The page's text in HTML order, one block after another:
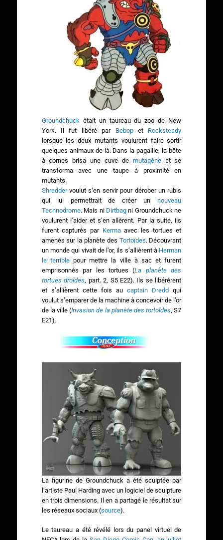
Groundchuckétait un taureau du zoo de New
York. Il fut libéré par Bebopet Rocksteady
lorsque les deux mutants voulurent faire sortir
quelques animaux de là. Dans la pagaille, la bête
à cornes brisa une cuve de mutagèneet se
transforma avec une taupe à proximité en
mutants.
Shreddervoulut s’en servir pour dérober un rubis
qui lui permettrait de créer unnouveau
Technodrome. Mais ni Dirtbag ni Groundchuck ne
voulurent l’aider et s’en allèrent. Par la suite, ils
furent capturés par Kermaavec les tortues et
amenés sur la planète des Tortoïdes. Découvrant
un monde qui vivait de l’or, ils s’allièrent à Herman
le terriblepour mettre la ville à sac et furent
emprisonnés par les tortues (La planète des
tortues droïdes, part. 2, S5 E22). Ils se libérèrent
et s’allièrent cette fois aucaptain Dredd qui
voulut s’emparer de la machine à concevoir de l’or
de la ville (Invasion de la planète des tortoïdes, S7
E21).
La figurine de Groundchuck a été sculptée par
l’artiste Paul Harding avec un logiciel de sculpture
en trois dimensions. Il en a partagé le résultat sur
les réseaux sociaux (source).
Le taureau a été révélé lors du panel virtuel de